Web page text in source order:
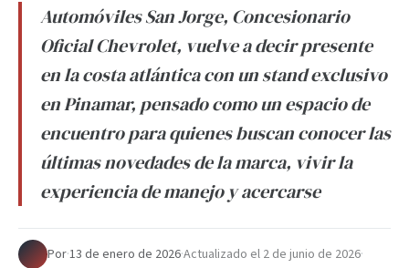
Automóviles San Jorge, Concesionario
Oficial Chevrolet, vuelve a decir presente
en la costa atlántica con un stand exclusivo
en Pinamar, pensado como un espacio de
encuentro para quienes buscan conocer las
últimas novedades de la marca, vivir la
experiencia de manejo y acercarse
Por·13 de enero de 2026·Actualizado el 2 de junio de 2026·